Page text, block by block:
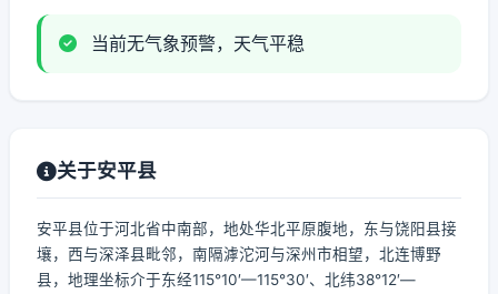
当前无气象预警，天气平稳
关于安平县
安平县位于河北省中南部，地处华北平原腹地，东与饶阳县接
壤，西与深泽县毗邻，南隔滹沱河与深州市相望，北连博野
县，地理坐标介于东经115°10′—115°30′、北纬38°12′—